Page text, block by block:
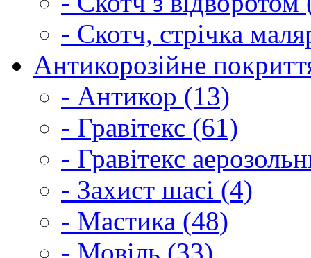
- Скотч, стрічка
Антикорозійне
- Антикор (13)
- Гравітекс (61)
- Гравітекс
- Захист шасі (4)
- Мастика (48)
- Мовіль (33)